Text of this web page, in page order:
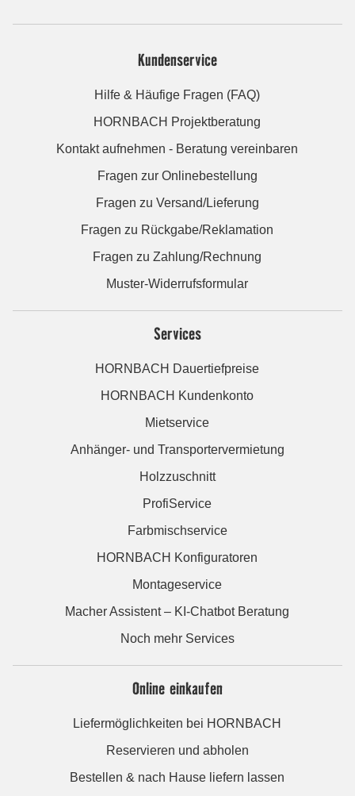
Kundenservice
Hilfe & Häufige Fragen (FAQ)
HORNBACH Projektberatung
Kontakt aufnehmen - Beratung vereinbaren
Fragen zur Onlinebestellung
Fragen zu Versand/Lieferung
Fragen zu Rückgabe/Reklamation
Fragen zu Zahlung/Rechnung
Muster-Widerrufsformular
Services
HORNBACH Dauertiefpreise
HORNBACH Kundenkonto
Mietservice
Anhänger- und Transportervermietung
Holzzuschnitt
ProfiService
Farbmischservice
HORNBACH Konfiguratoren
Montageservice
Macher Assistent – KI-Chatbot Beratung
Noch mehr Services
Online einkaufen
Liefermöglichkeiten bei HORNBACH
Reservieren und abholen
Bestellen & nach Hause liefern lassen